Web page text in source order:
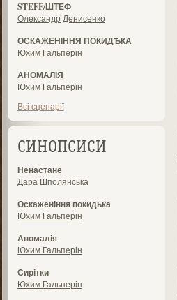
STEFF/ШТЕФ
Олександр Денисенко
ОСКАЖЕНІННЯ ПОКИДѢКА
Юхим Гальперін
АНОМАЛІЯ
Юхим Гальперін
Всі сценарії
СИНОПСИСИ
Ненастане
Дара Шполянська
Оскаженіння покидька
Юхим Гальперін
Аномалія
Юхим Гальперін
Сирітки
Юхим Гальперін